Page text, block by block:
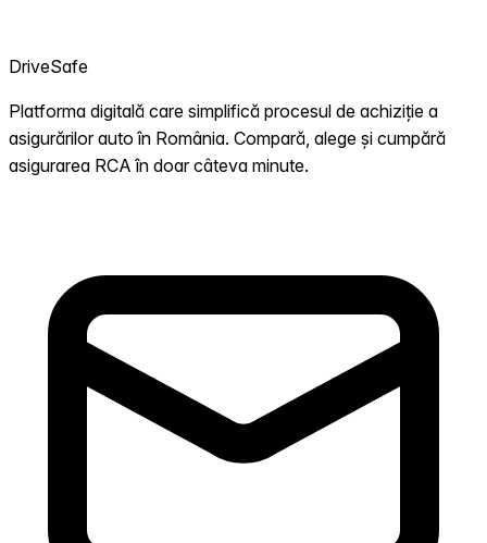
DriveSafe
Platforma digitală care simplifică procesul de achiziție a
asigurărilor auto în România. Compară, alege și cumpără
asigurarea RCA în doar câteva minute.